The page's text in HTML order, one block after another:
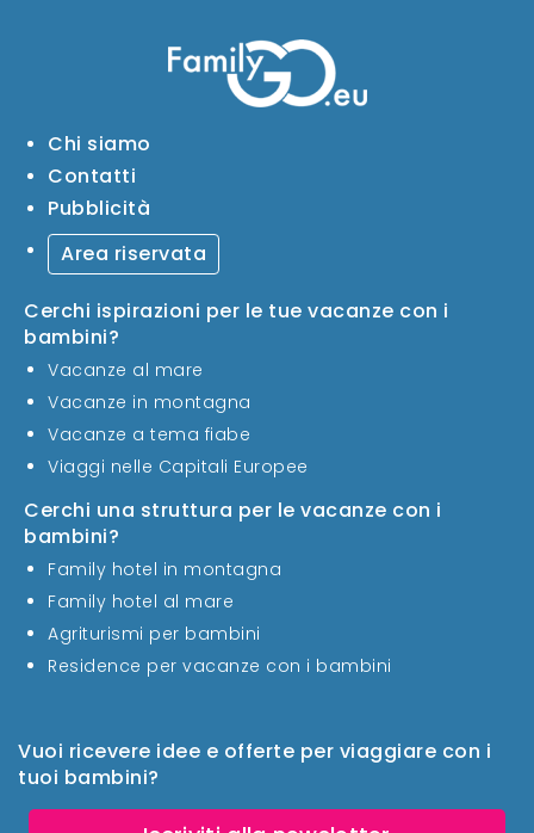
Vuoi ricevere idee e offerte per viaggiare con i
tuoi bambini?
Chi siamo
Contatti
Pubblicità
Area riservata
Cerchi ispirazioni per le tue vacanze con i
bambini?
Vacanze al mare
Vacanze in montagna
Vacanze a tema fiabe
Viaggi nelle Capitali Europee
Cerchi una struttura per le vacanze con i
bambini?
Family hotel in montagna
Family hotel al mare
Agriturismi per bambini
Residence per vacanze con i bambini